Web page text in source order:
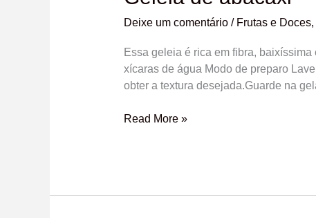
Deixe um comentário / Frutas e Doces,
Essa geleia é rica em fibra,
xícaras de água Modo de preparo
obter a textura desejada.Guarde na
Read More »